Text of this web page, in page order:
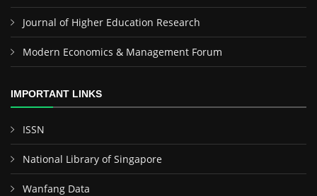
Journal of Higher Education Research
Modern Economics & Management Forum
IMPORTANT LINKS
ISSN
National Library of Singapore
Wanfang Data